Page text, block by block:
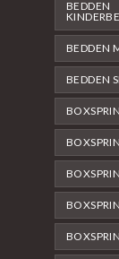
BEDDEN
BEDDEN
BEDDEN